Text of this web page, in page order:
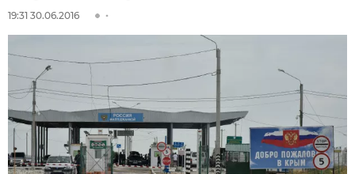
19:31 30.06.2016